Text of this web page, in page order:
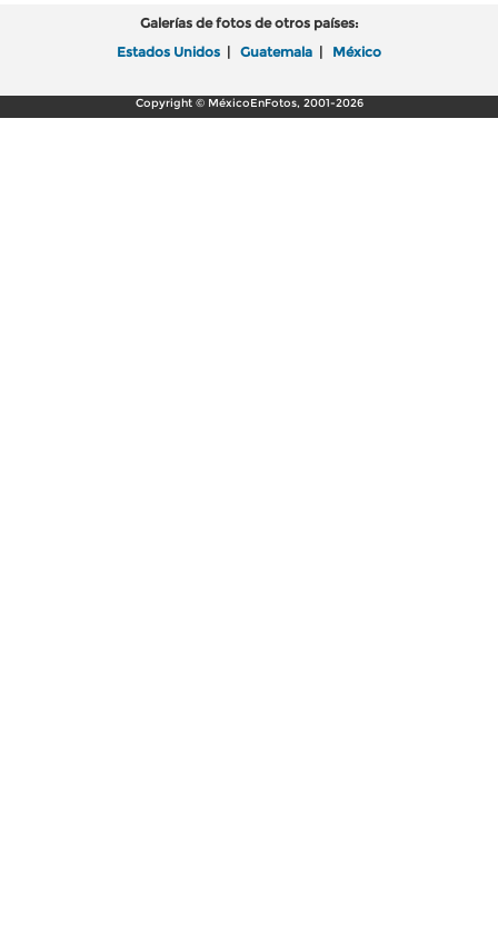
Galerías de fotos de otros países:
Estados Unidos | Guatemala | México
Copyright © MéxicoEnFotos, 2001-2026